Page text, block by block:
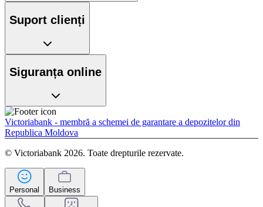
Suport clienți
Siguranța online
Victoriabank - membră a schemei de garantare a depozitelor din
Republica Moldova
© Victoriabank 2026. Toate drepturile rezervate.
Personal Business